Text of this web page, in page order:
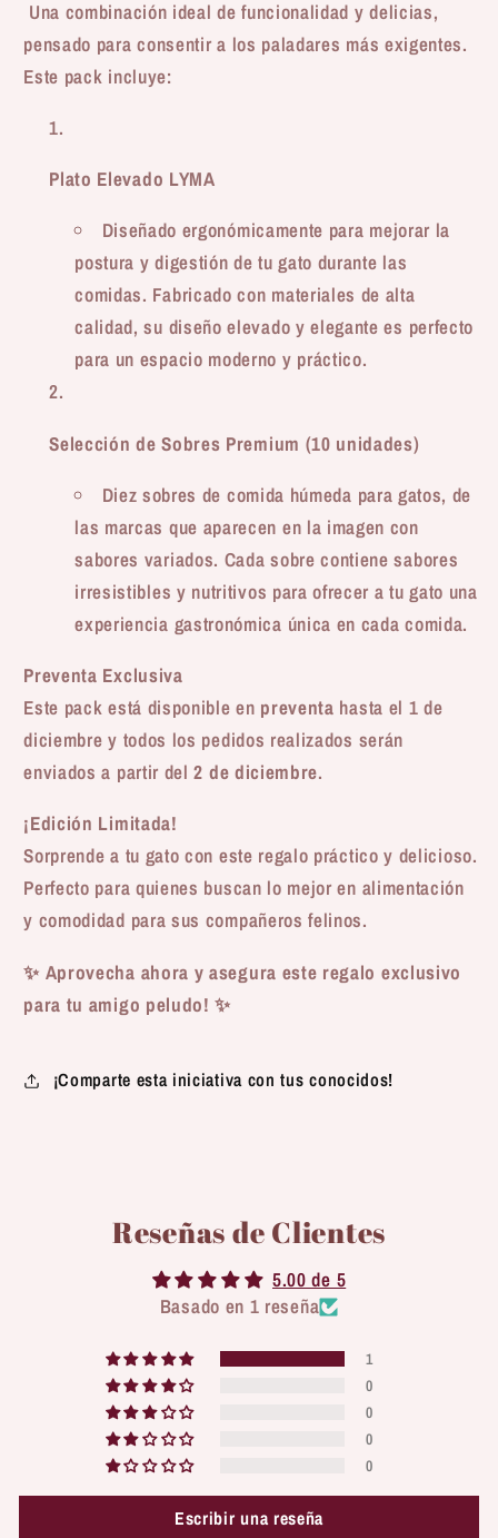
Una combinación ideal de funcionalidad y delicias,
pensado para consentir a los paladares más exigentes.
Este pack incluye:
Plato Elevado LYMA
Diseñado ergonómicamente para mejorar la
postura y digestión de tu gato durante las
comidas. Fabricado con materiales de alta
calidad, su diseño elevado y elegante es perfecto
para un espacio moderno y práctico.
Selección de Sobres Premium (10 unidades)
Diez sobres de comida húmeda para gatos, de
las marcas que aparecen en la imagen con
sabores variados. Cada sobre contiene sabores
irresistibles y nutritivos para ofrecer a tu gato una
experiencia gastronómica única en cada comida.
Preventa Exclusiva
Este pack está disponible en preventa hasta el 1 de
diciembre y todos los pedidos realizados serán
enviados a partir del2 de diciembre.
¡Edición Limitada!
Sorprende a tu gato con este regalo práctico y delicioso.
Perfecto para quienes buscan lo mejor en alimentación
y comodidad para sus compañeros felinos.
✨ Aprovecha ahora y asegura este regalo exclusivo
para tu amigo peludo! ✨
¡Comparte esta iniciativa con tus conocidos!
Reseñas de Clientes
5.00 de 5
Basado en 1 reseña
1
0
0
0
0
Escribir una reseña